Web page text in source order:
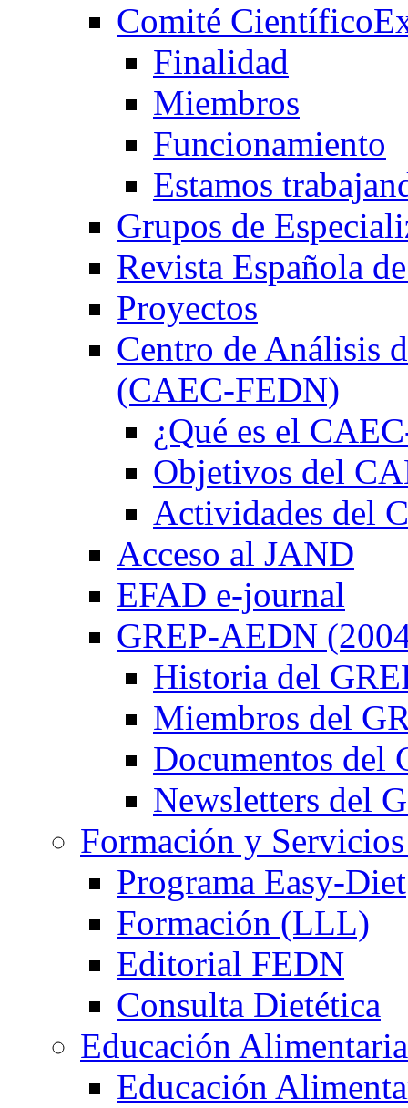
Comité Científico
Finalidad
Miembros
Funcionamiento
Estamos
Grupos de
Revista Española
Proyectos
Centro de Análisis
(CAEC-FEDN)
¿Qué es el
Objetivos del
Actividades del
Acceso al JAND
EFAD e-journal
GREP-AEDN
Historia del
Miembros del
Documentos del
Newsletters del
Formación y
Programa Easy-Diet
Formación (LLL)
Editorial FEDN
Consulta Dietética
Educación Alimentaria
Educación